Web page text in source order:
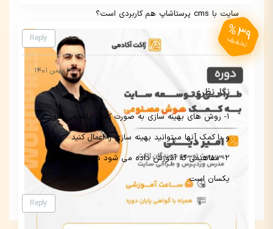
%39
تخفیف Reply
سایت با cms پرستاشاپ هم کاربردی است؟
نگار نظری
۳۰ بهمن ۱۴۰۱
Reply
1- روش های بهینه سازی به صورت کامل ارائه می شود
و با کمک آنها میتوانید بهینه سازی را اعمال کنید
یکسان است